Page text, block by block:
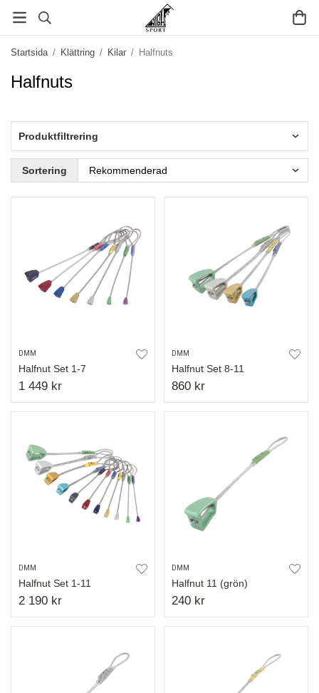
Startsida / Klättring / Kilar / Halfnuts
Halfnuts
Produktfiltrering
Sortering
DMM
Halfnut Set 1-7
1 449 kr
DMM
Halfnut Set 8-11
860 kr
DMM
Halfnut Set 1-11
2 190 kr
DMM
Halfnut 11 (grön)
240 kr